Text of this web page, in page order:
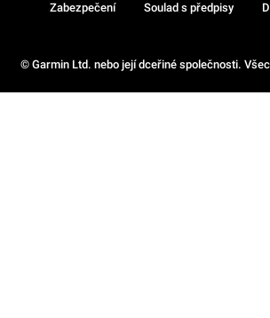
© Garmin Ltd. nebo její dceřiné společnosti.
Zabezpečení Soulad s předpisy